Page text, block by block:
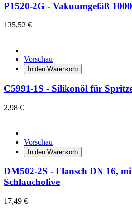
P1520-2G - Vakuumgefäß
135,52 €
Vorschau
In den Warenkorb
C5991-1S - Silikonöl für
2,98 €
Vorschau
In den Warenkorb
DM502-2S - Flansch DN 16,
Schlaucholive
17,49 €